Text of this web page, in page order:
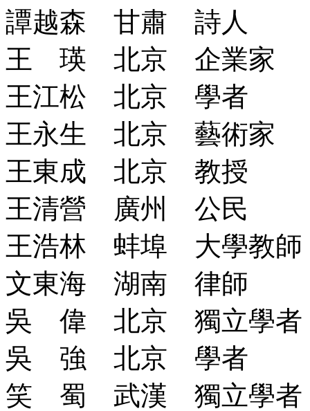
譚越森 甘肅 詩人
王 瑛 北京 企業家
王江松 北京 學者
王永生 北京 藝術家
王東成 北京 教授
王清營 廣州 公民
王浩林 蚌埠 大學教師
文東海 湖南 律師
吳 偉 北京 獨立學者
吳 強 北京 學者
笑 蜀 武漢 獨立學者